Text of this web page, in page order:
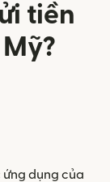
tiền
dụng của